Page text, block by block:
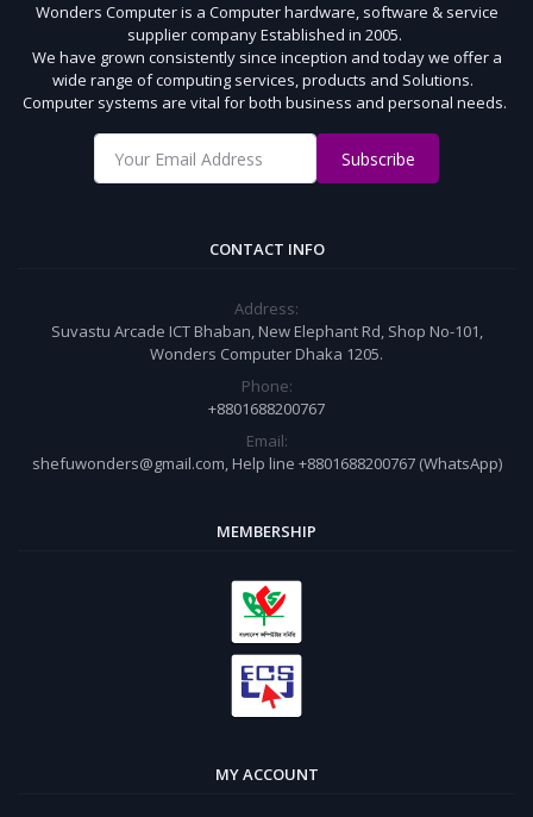
Wonders Computer is a Computer hardware, software & service
supplier company Established in 2005.
We have grown consistently since inception and today we offer a
wide range of computing services, products and Solutions.
Computer systems are vital for both business and personal needs.
Subscribe
CONTACT INFO
Address:
Suvastu Arcade ICT Bhaban, New Elephant Rd, Shop No-101,
Wonders Computer Dhaka 1205.
Phone:
+8801688200767
Email:
shefuwonders@gmail.com, Help line +8801688200767 (WhatsApp)
MEMBERSHIP
MY ACCOUNT